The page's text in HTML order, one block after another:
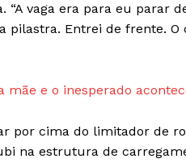
vaga era para eu parar
Entrei de frente. O
e o inesperado
por cima do limitador de
na estrutura de